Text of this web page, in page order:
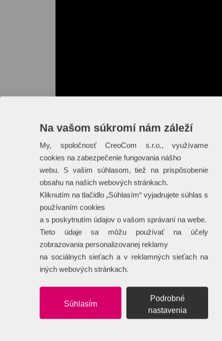
Na vašom súkromí nám záleží
My, spoločnosť CreoCom s.r.o., využívame
cookies na zabezpečenie fungovania nášho
webu. S vašim súhlasom, tiež na prispôsobenie
obsahu na našich webových stránkach.
Kliknutím na tlačidlo „Súhlasím“ vyjadrujete súhlas s
používaním cookies
a s poskytnutím údajov o vašom správaní na webe.
Tieto údaje sa môžu používať na účely
zobrazovania personalizovanej reklamy
na sociálnych sieťach a v reklamných sieťach na
iných webových stránkach.
Súhlasím
Podrobné
nastavenia